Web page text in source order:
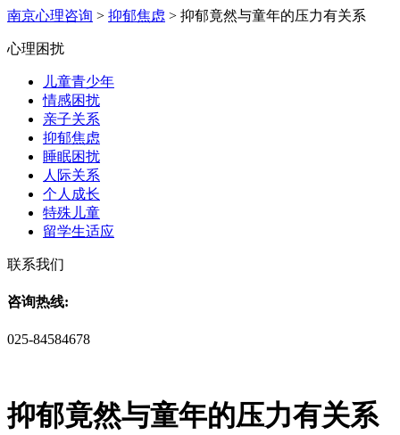
南京心理咨询 > 抑郁焦虑 > 抑郁竟然与童年的压力有关系
心理困扰
儿童青少年
情感困扰
亲子关系
抑郁焦虑
睡眠困扰
人际关系
个人成长
特殊儿童
留学生适应
联系我们
咨询热线:
025-84584678
抑郁竟然与童年的压力有关系